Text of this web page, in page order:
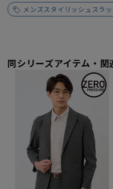
メンズスタイリッシュスラ
同シリーズアイテム・関